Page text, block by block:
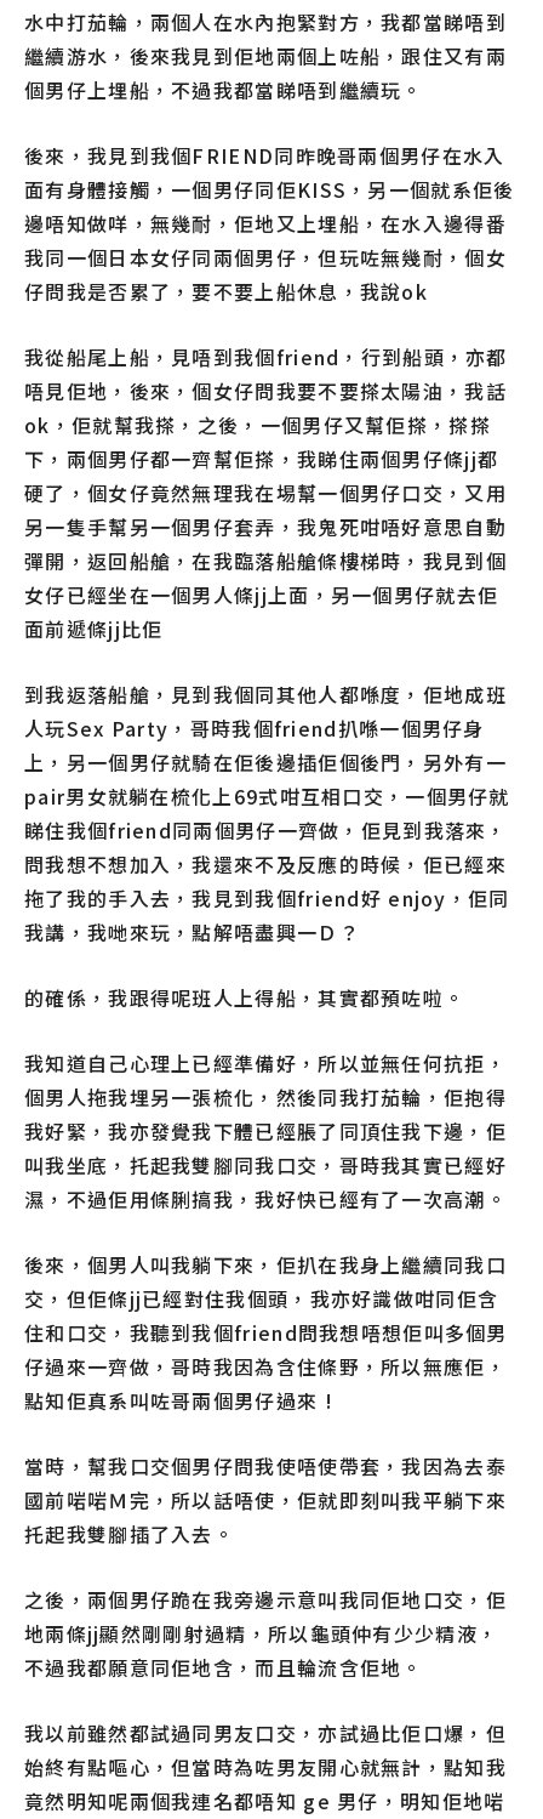
水中打茄輪，兩個人在水內抱緊對方，我都當睇唔到
繼續游水，後來我見到佢地兩個上咗船，跟住又有兩
個男仔上埋船，不過我都當睇唔到繼續玩。
後來，我見到我個FRIEND同昨晚哥兩個男仔在水入
面有身體接觸，一個男仔同佢KISS，另一個就系佢後
邊唔知做咩，無幾耐，佢地又上埋船，在水入邊得番
我同一個日本女仔同兩個男仔，但玩咗無幾耐，個女
仔問我是否累了，要不要上船休息，我說ok
我從船尾上船，見唔到我個friend，行到船頭，亦都
唔見佢地，後來，個女仔問我要不要搽太陽油，我話
ok，佢就幫我搽，之後，一個男仔又幫佢搽，搽搽
下，兩個男仔都一齊幫佢搽，我睇住兩個男仔條jj都
硬了，個女仔竟然無理我在埸幫一個男仔口交，又用
另一隻手幫另一個男仔套弄，我鬼死咁唔好意思自動
彈開，返回船艙，在我臨落船艙條樓梯時，我見到個
女仔已經坐在一個男人條jj上面，另一個男仔就去佢
面前遞條jj比佢
到我返落船艙，見到我個同其他人都喺度，佢地成班
人玩Sex Party，哥時我個friend扒喺一個男仔身
上，另一個男仔就騎在佢後邊插佢個後門，另外有一
pair男女就躺在梳化上69式咁互相口交，一個男仔就
睇住我個friend同兩個男仔一齊做，佢見到我落來，
問我想不想加入，我還來不及反應的時候，佢已經來
拖了我的手入去，我見到我個friend好 enjoy，佢同
我講，我哋來玩，點解唔盡興一Ｄ？
的確係，我跟得呢班人上得船，其實都預咗啦。
我知道自己心理上已經準備好，所以並無任何抗拒，
個男人拖我埋另一張梳化，然後同我打茄輪，佢抱得
我好緊，我亦發覺我下體已經脹了同頂住我下邊，佢
叫我坐底，托起我雙腳同我口交，哥時我其實已經好
濕，不過佢用條脷搞我，我好快已經有了一次高潮。
後來，個男人叫我躺下來，佢扒在我身上繼續同我口
交，但佢條jj已經對住我個頭，我亦好識做咁同佢含
住和口交，我聽到我個friend問我想唔想佢叫多個男
仔過來一齊做，哥時我因為含住條野，所以無應佢，
點知佢真系叫咗哥兩個男仔過來 !
當時，幫我口交個男仔問我使唔使帶套，我因為去泰
國前啱啱Ｍ完，所以話唔使，佢就即刻叫我平躺下來
托起我雙腳插了入去。
之後，兩個男仔跪在我旁邊示意叫我同佢地口交，佢
地兩條jj顯然剛剛射過精，所以龜頭仲有少少精液，
不過我都願意同佢地含，而且輪流含佢地。
我以前雖然都試過同男友口交，亦試過比佢口爆，但
始終有點嘔心，但當時為咗男友開心就無計，點知我
竟然明知呢兩個我連名都唔知 ge 男仔，明知佢地啱